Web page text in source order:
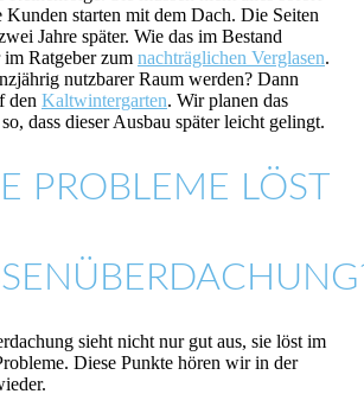
Kunden starten mit dem Dach. Die Seiten
Jahre später. Wie das im Bestand
Ratgeber zum nachträglichen Verglasen.
nutzbarer Raum werden? Dann
den Kaltwintergarten. Wir planen das
dass dieser Ausbau später leicht gelingt.
PROBLEME LÖST
sieht nicht nur gut aus, sie löst im
Diese Punkte hören wir in der